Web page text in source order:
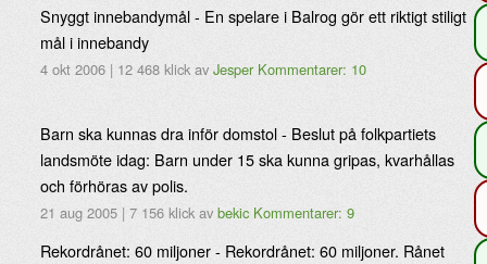
Snyggt innebandymål - En spelare i Balrog gör ett riktigt stiligt
mål i innebandy
4 okt 2006 | 12 468 klick av Jesper Kommentarer: 10
Barn ska kunnas dra inför domstol - Beslut på folkpartiets
landsmöte idag: Barn under 15 ska kunna gripas, kvarhållas
och förhöras av polis.
21 aug 2005 | 7 156 klick av bekic Kommentarer: 9
Rekordrånet: 60 miljoner - Rekordrånet: 60 miljoner. Rånet